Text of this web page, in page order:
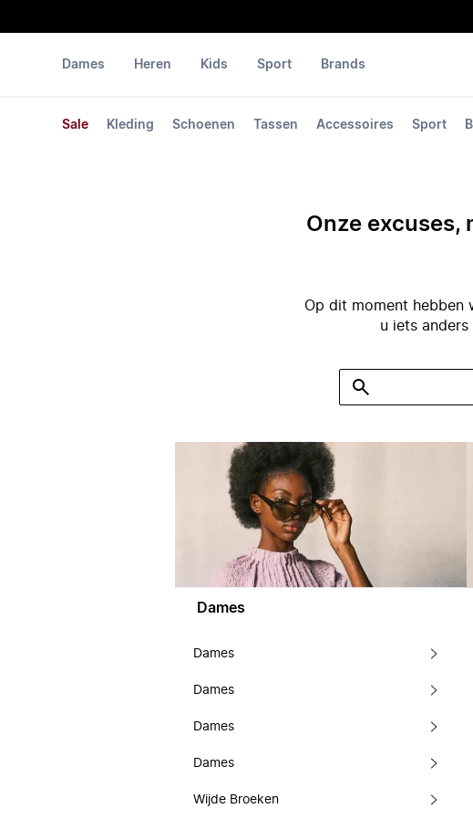
Dames
Sale Kleding Schoenen Tassen Accessoires Sport
Heren Kids Sport Brands
Onze excuses,
Op dit moment hebben
u iets
Dames
Dames
Dames
Dames
Dames
Wijde Broeken